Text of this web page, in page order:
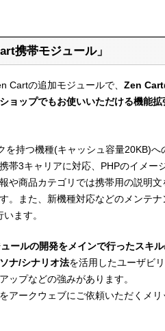
携帯モジュール」
Cartの追加モジュールで、 Zen Cart
ョップでもお使いいただける機能拡
を持つ機種(キャッシュ容量20KB)へ
帯3キャリアに対応、PHPのイメー
や商品カテゴリでは携帯用の説明文
。また、新機種対応などのメンテナ
ます。
ールの開発をメインで行ったスキル
ナ/シナリオ法を活用したユーザビ
ップなどの強みがあります。
アークウェブにご依頼いただくメ